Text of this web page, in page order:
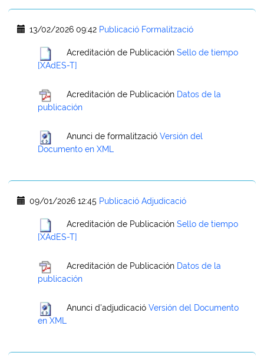
13/02/2026 09:42 Publicació Formalització
Acreditación de Publicación Sello de tiempo
[XAdES-T]
Acreditación de Publicación Datos de la
publicación
Anunci de formalització Versión del
Documento en XML
09/01/2026 12:45 Publicació Adjudicació
Acreditación de Publicación Sello de tiempo
[XAdES-T]
Acreditación de Publicación Datos de la
publicación
Anunci d'adjudicació Versión del Documento
en XML